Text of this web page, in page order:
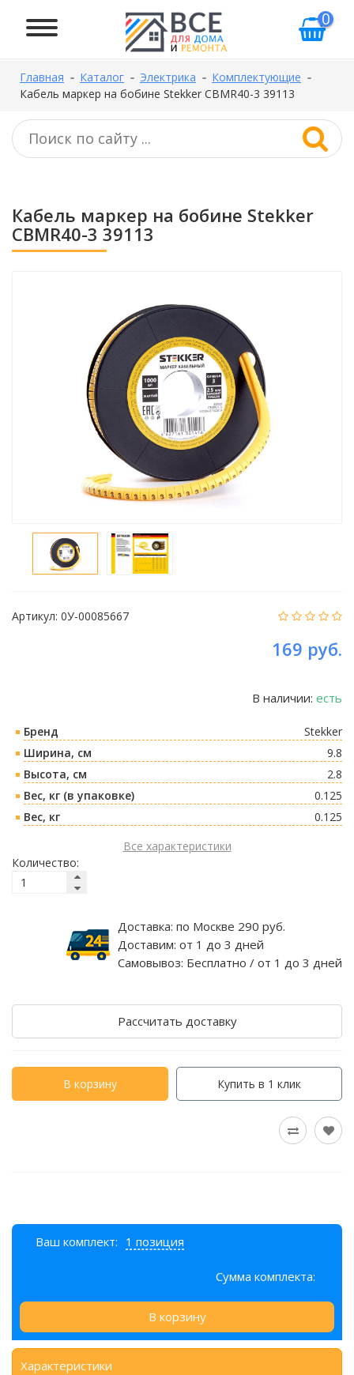
0
Главная Каталог Электрика
Комплектующие
Кабель маркер на бобине Stekker CBMR40-3 39113
Кабель маркер на бобине Stekker
CBMR40-3 39113
Артикул: 0У-00085667
169 руб.
В наличии: есть
Бренд
Stekker
Ширина, см
9.8
Высота, см
2.8
Вес, кг (в упаковке)
0.125
Вес, кг
0.125
Все характеристики
Количество:
Доставка: по Москве 290 руб.
Доставим: от 1 до 3 дней
Самовывоз: Бесплатно / от 1 до 3 дней
Рассчитать доставку
В корзину Купить в 1 клик
Ваш комплект: 1 позиция
Сумма комплекта:
В корзину
Характеристики